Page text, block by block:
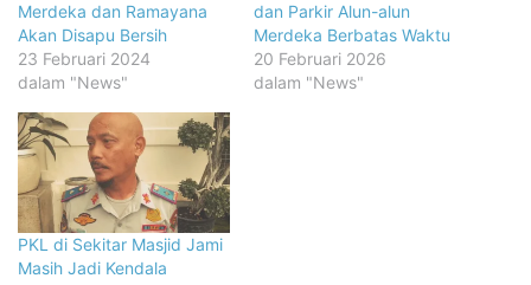
Merdeka dan Ramayana
Akan Disapu Bersih
23 Februari 2024
dalam "News"
dan Parkir Alun-alun
Merdeka Berbatas Waktu
20 Februari 2026
dalam "News"
PKL di Sekitar Masjid Jami
Masih Jadi Kendala